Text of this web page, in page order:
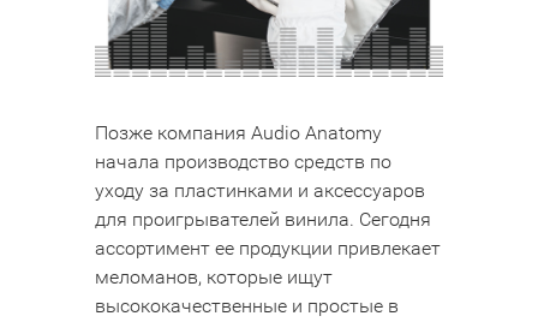
Позже компания Audio Anatomy
начала производство средств по
уходу за пластинками и аксессуаров
для проигрывателей винила. Сегодня
ассортимент ее продукции привлекает
меломанов, которые ищут
высококачественные и простые в